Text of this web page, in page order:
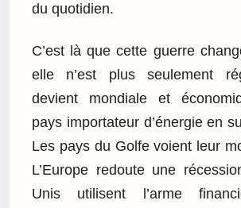
du quotidien.
C’est là que cette guerre
elle n’est plus seulement
devient mondiale et
pays importateur d’énergie en
Les pays du Golfe voient leur
L’Europe redoute une
Unis utilisent l’arme